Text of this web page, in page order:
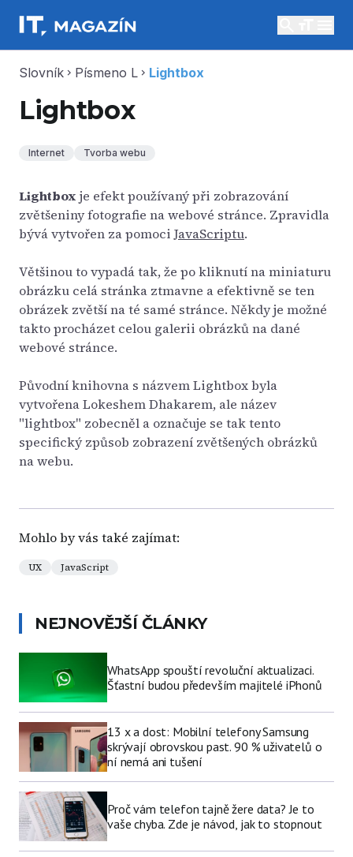
Slovník chevron_right Písmeno L chevron_right Lightbox
Lightbox
Internet Tvorba webu
Lightbox je efekt používaný při zobrazování
zvětšeniny fotografie na webové stránce. Zpravidla
bývá vytvořen za pomoci JavaScriptu.
Většinou to vypadá tak, že po kliknutí na miniaturu
obrázku celá stránka ztmavne a efektivně se ten
obrázek zvětší na té samé stránce. Někdy je možné
takto procházet celou galerii obrázků na dané
webové stránce.
Původní knihovna s názvem Lightbox byla
vytvořena Lokeshem Dhakarem, ale název
"lightbox" zobecněl a označuje se tak tento
specifický způsob zobrazení zvětšených obrázků
na webu.
Mohlo by vás také zajímat:
UX JavaScript
NEJNOVĚJŠÍ ČLÁNKY
WhatsApp spouští revoluční aktualizaci.
Šťastní budou především majitelé iPhonů
13 x a dost: Mobilní telefony Samsung
skrývají obrovskou past. 90 % uživatelů o
ní nemá ani tušení
Proč vám telefon tajně žere data? Je to
vaše chyba. Zde je návod, jak to stopnout